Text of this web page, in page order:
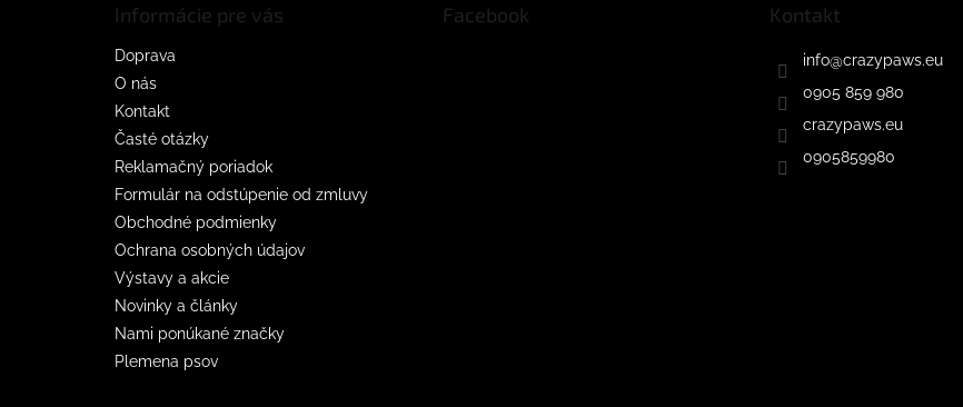
Informácie pre vás
Doprava
O nás
Kontakt
Časté otázky
Reklamačný poriadok
Formulár na odstúpenie od zmluvy
Obchodné podmienky
Ochrana osobných údajov
Výstavy a akcie
Novinky a články
Nami ponúkané značky
Plemena psov
Facebook Kontakt
info@crazypaws.eu
0905 859 980
crazypaws.eu
0905859980